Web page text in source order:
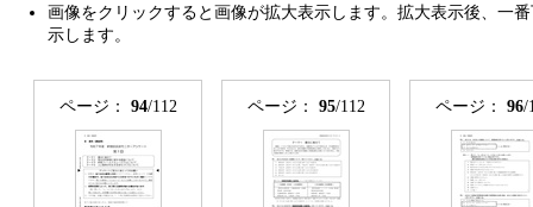
画像をクリックすると画像が拡大表示します。拡大表示後、一
示します。
ページ： 94/112 ページ： 95/112 ページ： 96/